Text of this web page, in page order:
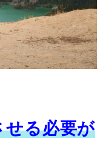
る必要が